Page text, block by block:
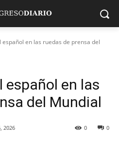
español en las ruedas de prensa del
español en las
del Mundial
2026 0
0